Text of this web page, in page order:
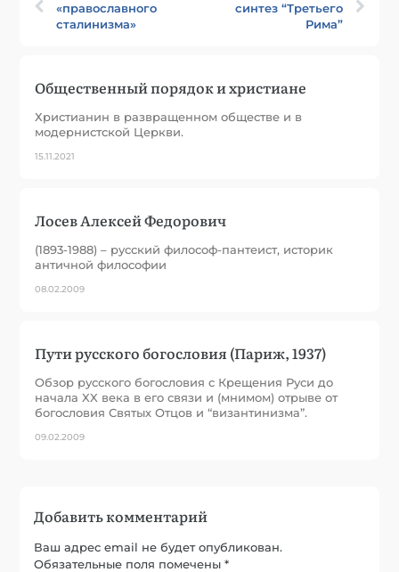
«православного
сталинизма»
синтез “Третьего
Рима”
Общественный порядок и христиане
Христианин в развращенном обществе и в
модернистской Церкви.
15.11.2021
Лосев Алексей Федорович
(1893-1988) – русский философ-пантеист, историк
античной философии
08.02.2009
Пути русского богословия (Париж, 1937)
Обзор русского богословия с Крещения Руси до
начала XX века в его связи и (мнимом) отрыве от
богословия Святых Отцов и “византинизма”.
09.02.2009
Добавить комментарий
Ваш адрес email не будет опубликован.
Обязательные поля помечены*